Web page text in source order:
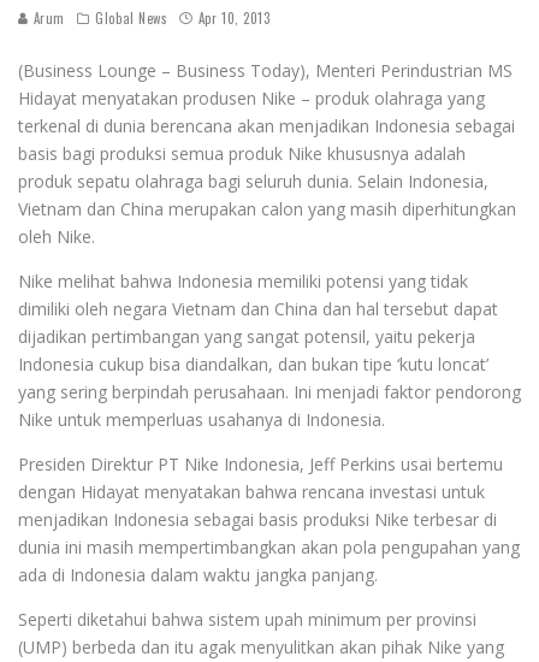
Arum Global News Apr 10, 2013
(Business Lounge – Business Today), Menteri Perindustrian MS
Hidayat menyatakan produsen Nike – produk olahraga yang
terkenal di dunia berencana akan menjadikan Indonesia sebagai
basis bagi produksi semua produk Nike khususnya adalah
produk sepatu olahraga bagi seluruh dunia. Selain Indonesia,
Vietnam dan China merupakan calon yang masih diperhitungkan
oleh Nike.
Nike melihat bahwa Indonesia memiliki potensi yang tidak
dimiliki oleh negara Vietnam dan China dan hal tersebut dapat
dijadikan pertimbangan yang sangat potensil, yaitu pekerja
Indonesia cukup bisa diandalkan, dan bukan tipe ‘kutu loncat’
yang sering berpindah perusahaan. Ini menjadi faktor pendorong
Nike untuk memperluas usahanya di Indonesia.
Presiden Direktur PT Nike Indonesia, Jeff Perkins usai bertemu
dengan Hidayat menyatakan bahwa rencana investasi untuk
menjadikan Indonesia sebagai basis produksi Nike terbesar di
dunia ini masih mempertimbangkan akan pola pengupahan yang
ada di Indonesia dalam waktu jangka panjang.
Seperti diketahui bahwa sistem upah minimum per provinsi
(UMP) berbeda dan itu agak menyulitkan akan pihak Nike yang